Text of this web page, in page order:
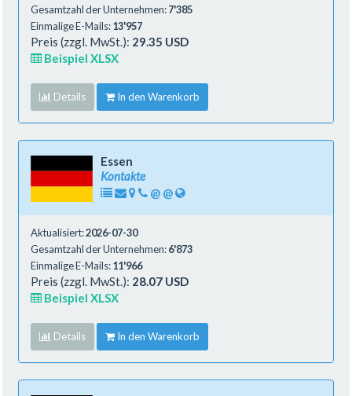
Gesamtzahl der Unternehmen:7'385
Einmalige E-Mails:13'957
Preis (zzgl. MwSt.): 29.35 USD
Beispiel XLSX
Details In den Warenkorb
Essen
Kontakte
@ @
Aktualisiert:2026-07-30
Gesamtzahl der Unternehmen:6'873
Einmalige E-Mails:11'966
Preis (zzgl. MwSt.): 28.07 USD
Beispiel XLSX
Details In den Warenkorb